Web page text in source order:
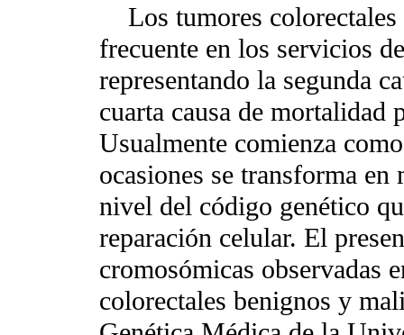
Los tumores colorectales
frecuente en los servicios
representando la segunda
cuarta causa de mortalidad
Usualmente comienza
ocasiones se transforma
nivel del código genético
reparación celular. El
cromosómicas observadas
colorectales benignos y